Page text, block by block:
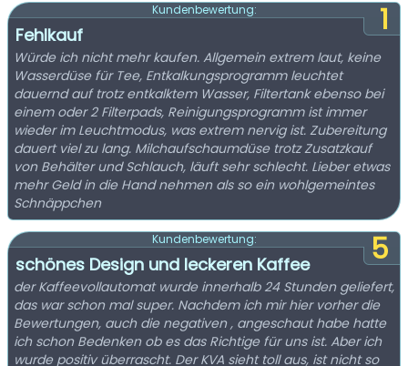
1
Kundenbewertung:
Fehlkauf
Würde ich nicht mehr kaufen. Allgemein extrem laut, keine
Wasserdüse für Tee, Entkalkungsprogramm leuchtet
dauernd auf trotz entkalktem Wasser, Filtertank ebenso bei
einem oder 2 Filterpads, Reinigungsprogramm ist immer
wieder im Leuchtmodus, was extrem nervig ist. Zubereitung
dauert viel zu lang. Milchaufschaumdüse trotz Zusatzkauf
von Behälter und Schlauch, läuft sehr schlecht. Lieber etwas
mehr Geld in die Hand nehmen als so ein wohlgemeintes
Schnäppchen
5
Kundenbewertung:
schönes Design und leckeren Kaffee
der Kaffeevollautomat wurde innerhalb 24 Stunden geliefert,
das war schon mal super. Nachdem ich mir hier vorher die
Bewertungen, auch die negativen , angeschaut habe hatte
ich schon Bedenken ob es das Richtige für uns ist. Aber ich
wurde positiv überrascht. Der KVA sieht toll aus, ist nicht so